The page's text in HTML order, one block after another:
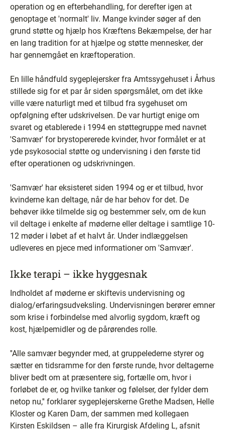
operation og en efterbehandling, for derefter igen at
genoptage et 'normalt' liv. Mange kvinder søger af den
grund støtte og hjælp hos Kræftens Bekæmpelse, der har
en lang tradition for at hjælpe og støtte mennesker, der
har gennemgået en kræftoperation.
En lille håndfuld sygeplejersker fra Amtssygehuset i Århus
stillede sig for et par år siden spørgsmålet, om det ikke
ville være naturligt med et tilbud fra sygehuset om
opfølgning efter udskrivelsen. De var hurtigt enige om
svaret og etablerede i 1994 en støttegruppe med navnet
'Samvær' for brystopererede kvinder, hvor formålet er at
yde psykosocial støtte og undervisning i den første tid
efter operationen og udskrivningen.
'Samvær' har eksisteret siden 1994 og er et tilbud, hvor
kvinderne kan deltage, når de har behov for det. De
behøver ikke tilmelde sig og bestemmer selv, om de kun
vil deltage i enkelte af møderne eller deltage i samtlige 10-
12 møder i løbet af et halvt år. Under indlæggelsen
udleveres en pjece med informationer om 'Samvær'.
Ikke terapi – ikke hyggesnak
Indholdet af møderne er skiftevis undervisning og
dialog/erfaringsudveksling. Undervisningen berører emner
som krise i forbindelse med alvorlig sygdom, kræft og
kost, hjælpemidler og de pårørendes rolle.
''Alle samvær begynder med, at gruppelederne styrer og
sætter en tidsramme for den første runde, hvor deltagerne
bliver bedt om at præsentere sig, fortælle om, hvor i
forløbet de er, og hvilke tanker og følelser, der fylder dem
netop nu,'' forklarer sygeplejerskerne Grethe Madsen, Helle
Kloster og Karen Dam, der sammen med kollegaen
Kirsten Eskildsen – alle fra Kirurgisk Afdeling L, afsnit